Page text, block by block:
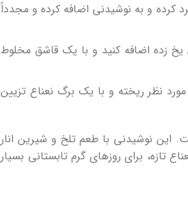
کرده و به نوشیدنی اضافه کرده و مجدداً
یخ زده اضافه کنید و با یک قاشق مخلوط
نظر ریخته و با یک برگ نعناع تزیین
این نوشیدنی با طعم تلخ و شیرین انار
تازه، برای روزهای گرم تابستانی بسیار